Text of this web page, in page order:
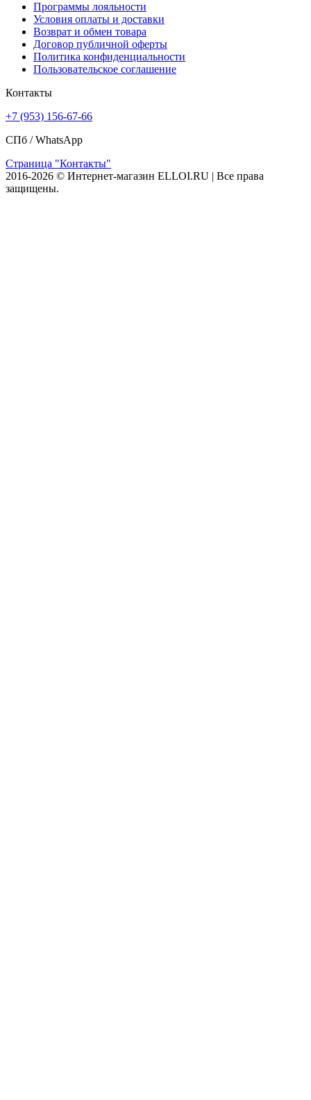
Программы лояльности
Условия оплаты и доставки
Возврат и обмен товара
Договор публичной оферты
Политика конфиденциальности
Пользовательское соглашение
Контакты
+7 (953) 156-67-66
СПб /WhatsApp
Страница "Контакты"
2016-2026 © Интернет-магазин ELLOI.RU | Все права
защищены.